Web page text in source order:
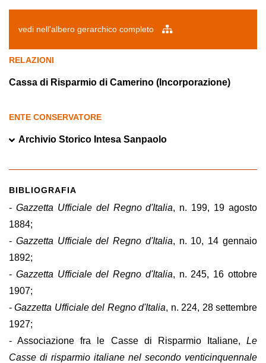
vedi nell'albero gerarchico completo
RELAZIONI
Cassa di Risparmio di Camerino (Incorporazione)
ENTE CONSERVATORE
Archivio Storico Intesa Sanpaolo
BIBLIOGRAFIA
- Gazzetta Ufficiale del Regno d'Italia, n. 199, 19 agosto
1884;
- Gazzetta Ufficiale del Regno d'Italia, n. 10, 14 gennaio
1892;
- Gazzetta Ufficiale del Regno d'Italia, n. 245, 16 ottobre
1907;
-Gazzetta Ufficiale del Regno d'Italia, n. 224, 28 settembre
1927;
- Associazione fra le Casse di Risparmio Italiane, Le
Casse di risparmio italiane nel secondo venticinquennale